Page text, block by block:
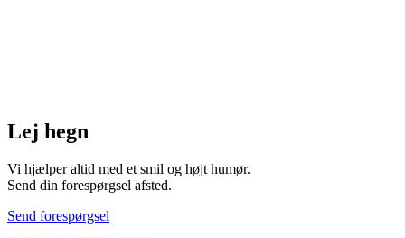
Lej hegn
Vi hjælper altid med et smil og højt humør.
Send din forespørgsel afsted.
Send forespørgsel